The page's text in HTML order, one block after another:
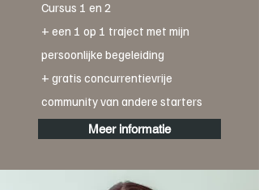
Cursus 1 en 2
+ een 1 op 1 traject met mijn
persoonlijke begeleiding
+ gratis concurrentievrije
community van andere starters
Meer informatie